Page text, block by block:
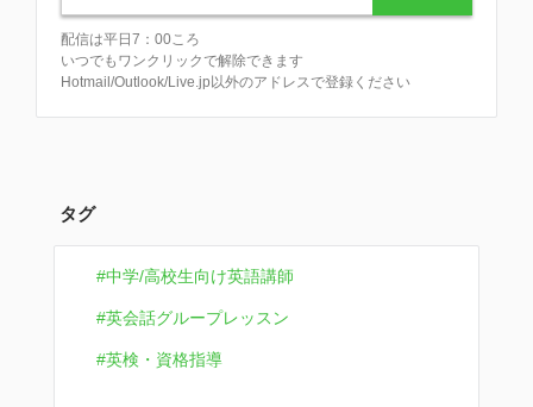
配信は平日7：00ころ
いつでもワンクリックで解除できます
Hotmail/Outlook/Live.jp以外のアドレスで登録ください
タグ
中学/高校生向け英語講師
英会話グループレッスン
英検・資格指導